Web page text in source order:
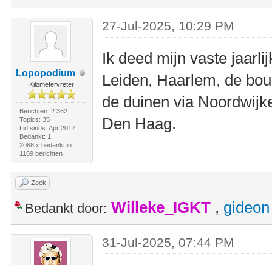
Lopopodium
Kilometervreter
Berichten: 2.362
Topics: 35
Lid sinds: Apr 2017
Bedankt: 1
2088 x bedankt in
1169 berichten
27-Jul-2025, 10:29 PM
Ik deed mijn vaste
Leiden, Haarlem, de
de duinen via
Den Haag.
Zoek
Bedankt door: Willeke_IGKT , gideon
31-Jul-2025, 07:44 PM